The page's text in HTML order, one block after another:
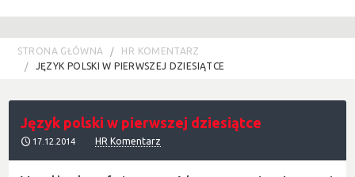
STRONA GŁÓWNA
HR KOMENTARZ
JĘZYK POLSKI W PIERWSZEJ DZIESIĄTCE
Język polski w pierwszej dziesiątce
17.12.2014 HR Komentarz